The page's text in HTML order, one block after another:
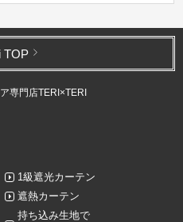
TOP
専門店TERI×TERI
1級遮光カーテン
遮熱カーテン
持ち込み生地で